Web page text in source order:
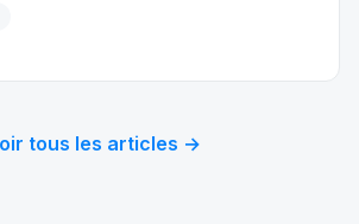
en affaires et en leadership,
tous les articles →